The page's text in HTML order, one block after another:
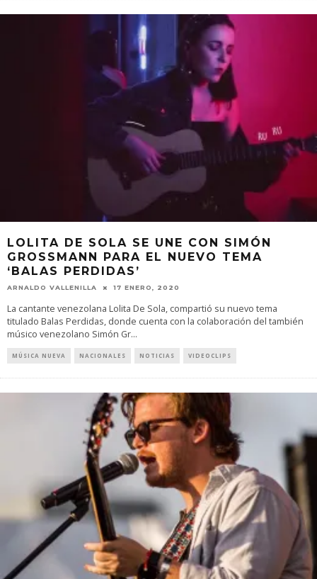
LOLITA DE SOLA SE UNE CON SIMÓN
GROSSMANN PARA EL NUEVO TEMA
‘BALAS PERDIDAS’
ARNALDO VALLENILLA 17 ENERO, 2020
La cantante venezolana Lolita De Sola, compartió su nuevo tema
titulado Balas Perdidas, donde cuenta con la colaboración del también
músico venezolano Simón Gr...
MÚSICA NUEVA NACIONALES NOTICIAS VIDEOCLIPS